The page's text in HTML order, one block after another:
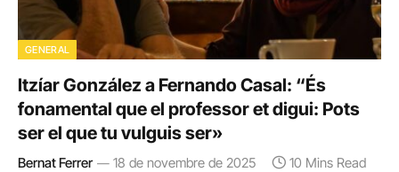
GENERAL
Itzíar González a Fernando Casal: “És
fonamental que el professor et digui: Pots
ser el que tu vulguis ser»
Bernat Ferrer 18 de novembre de 2025 10 Mins Read